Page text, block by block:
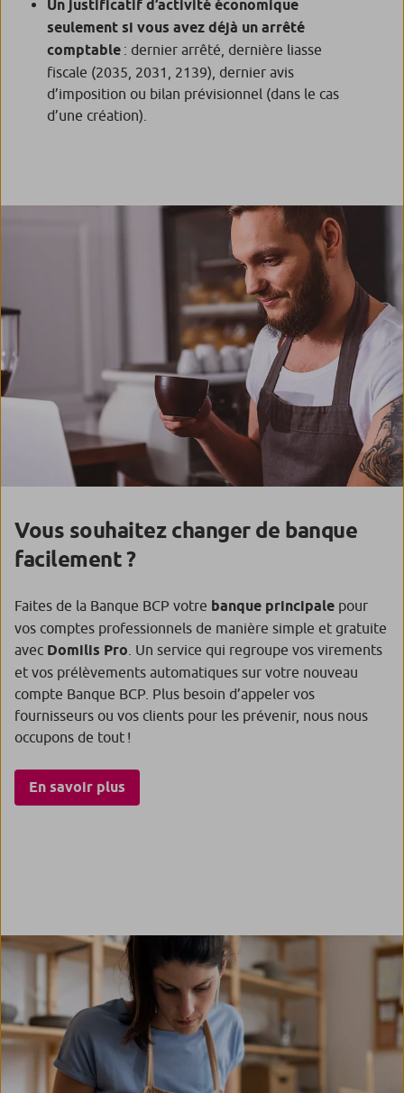
Un justificatif d’activité économique
seulement si vous avez déjà un arrêté
comptable : dernier arrêté, dernière liasse
fiscale (2035, 2031, 2139), dernier avis
d’imposition ou bilan prévisionnel (dans le cas
d’une création).
Vous souhaitez changer de banque
facilement ?
Faites de la Banque BCP votre banque principale pour
vos comptes professionnels de manière simple et gratuite
avec Domilis Pro . Un service qui regroupe vos virements
et vos prélèvements automatiques sur votre nouveau
compte Banque BCP. Plus besoin d’appeler vos
fournisseurs ou vos clients pour les prévenir, nous nous
occupons de tout !
En savoir plus